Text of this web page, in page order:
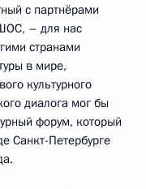
с партнёрами
– для нас
странами
в мире,
культурного
диалога мог бы
форум, который
Санкт-Петербурге